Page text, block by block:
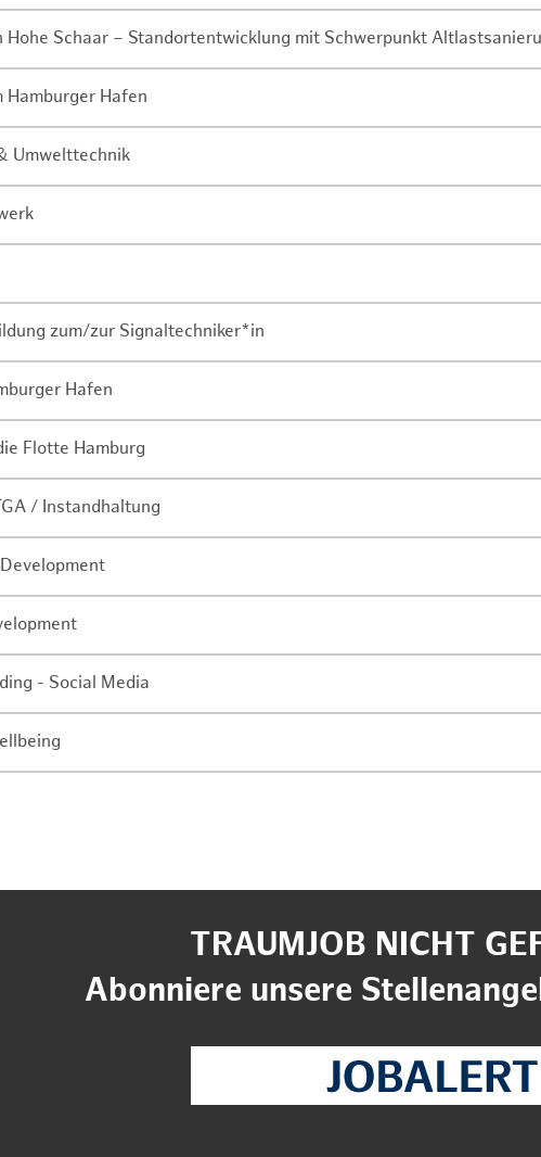
Schaar – Standortentwicklung mit Schwerpunkt
Hamburger Hafen
Umwelttechnik
zum/zur Signaltechniker*in
Hafen
Flotte Hamburg
/ Instandhaltung
- Social Media
TRAUMJOB NICHT
Abonniere unsere